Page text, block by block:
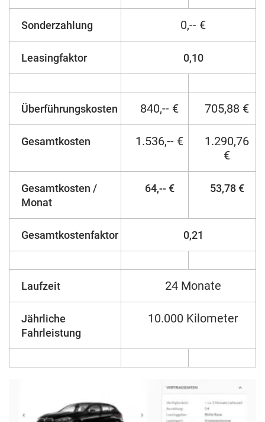
Sonderzahlung 0,-- €
Leasingfaktor 0,10
Überführungskosten 840,-- € 705,88 €
Gesamtkosten 1.536,-- €
1.290,76
€
Gesamtkosten /
Monat
64,-- € 53,78 €
Gesamtkostenfaktor 0,21
Laufzeit 24 Monate
Jährliche
Fahrleistung
10.000 Kilometer